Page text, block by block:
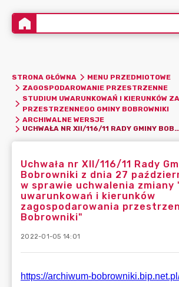
STRONA GŁÓWNA
MENU PRZEDMIOTOWE
ZAGOSPODAROWANIE PRZESTRZENNE
STUDIUM UWARUNKOWAŃ I KIERUNKÓW
PRZESTRZENNEGO GMINY BOBROWNIKI
ARCHIWALNE WERSJE
UCHWAŁA NR XII/116/11 RADY GMINY BOBROWNIKI Z DNIA 27 PAŹDZIERNIKA 2011 R. W SPRAWIE UCHWALENIA ZMIANY "STUDIUM UWARUNKOWAŃ I KIERUNKÓW ZAGOSPODAROWANIA PRZESTRZENNEGO GMINY BOBROWNIKI"
Uchwała nr XII/116/11 Rady
Bobrowniki z dnia 27
w sprawie uchwalenia zmiany
uwarunkowań i kierunków
zagospodarowania
Bobrowniki"
2022-01-05 14:01